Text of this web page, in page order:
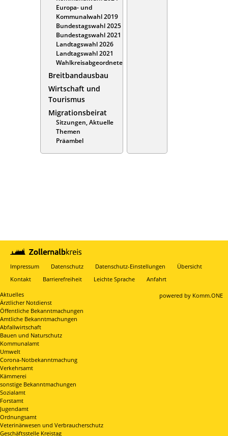
Europa- und
Kommunalwahl 2019
Bundestagswahl 2025
Bundestagswahl 2021
Landtagswahl 2026
Landtagswahl 2021
Wahlkreisabgeordnete
Breitbandausbau
Wirtschaft und
Tourismus
Migrationsbeirat
Sitzungen, Aktuelle
Themen
Präambel
Impressum Datenschutz Datenschutz-Einstellungen
Übersicht
Kontakt
Barrierefreiheit Leichte Sprache Anfahrt
powered by Komm.ONE
Aktuelles
Ärztlicher Notdienst
Öffentliche Bekanntmachungen
Amtliche Bekanntmachungen
Abfallwirtschaft
Bauen und Naturschutz
Kommunalamt
Umwelt
Corona-Notbekanntmachung
Verkehrsamt
Kämmerei
sonstige Bekanntmachungen
Sozialamt
Forstamt
Jugendamt
Ordnungsamt
Veterinärwesen und Verbraucherschutz
Geschäftsstelle Kreistag